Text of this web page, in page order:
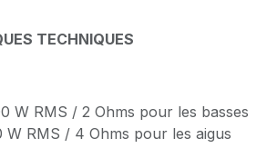
TECHNIQUES
W RMS / 2 Ohms pour les basses
W RMS / 4 Ohms pour les aigus